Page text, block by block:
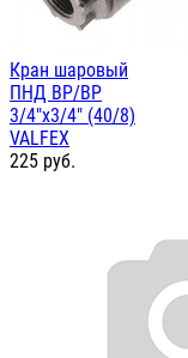
Кран шаровый
ПНД ВР/ВР
3/4"х3/4" (40/8)
VALFEX
225 руб.